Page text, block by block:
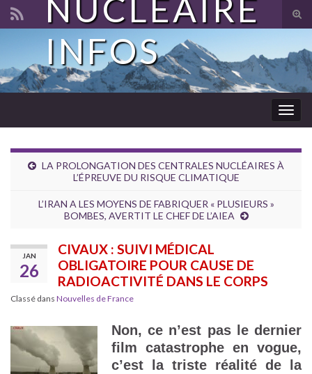
Search for:
NUCLÉAIRE
INFOS
LA PROLONGATION DES CENTRALES NUCLÉAIRES À
L’ÉPREUVE DU RISQUE CLIMATIQUE
L’IRAN A LES MOYENS DE FABRIQUER « PLUSIEURS »
BOMBES, AVERTIT LE CHEF DE L’AIEA
JAN
26
CIVAUX : SUIVI MÉDICAL
OBLIGATOIRE POUR CAUSE DE
RADIOACTIVITÉ DANS LE CORPS
Classé dans Nouvelles de France
Non, ce n’est pas le dernier
film catastrophe en vogue,
c’est la triste réalité de la